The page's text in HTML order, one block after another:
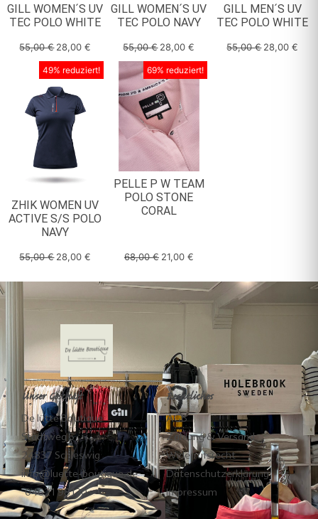
GILL WOMEN´S UV
TEC POLO WHITE
55,00€ 28,00€
GILL WOMEN´S UV
TEC POLO NAVY
55,00€ 28,00€
GILL MEN´S UV
TEC POLO WHITE
55,00€ 28,00€
49% reduziert!
ZHIK WOMEN UV
ACTIVE S/S POLO
NAVY
55,00€ 28,00€
69% reduziert!
PELLE P W TEAM
POLO STONE
CORAL
68,00€ 21,00 €
Unser Geschäft
De lütte Boutique
Stadtweg 5
24837 Schleswig
info@luette-boutique.de
04621 98130
Rechtliches
AGB
Zahlung & Versand
Widerrufsrecht
Datenschutzerklärung
Impressum